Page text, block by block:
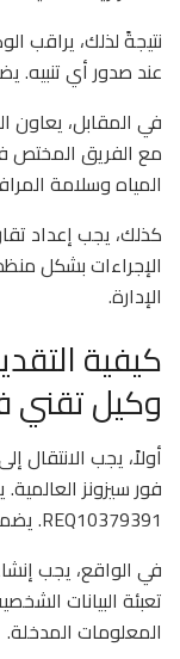
نتيجةً لذلك، يراقب
عند صدور أي تنبيه.
في المقابل، يعاون
مع الفريق المختص
المياه وسلامة
كذلك، يجب إعداد
الإجراءات بشكل
الإدارة.
كيفية
وكيل تقني
أولاً، يجب
فور سيزونز
REQ10379391. يضمن هذا الرقم الوصول إلى الإعلان الصحيح.
في الواقع، يجب
تعبئة البيانات
المعلومات المدخلة.